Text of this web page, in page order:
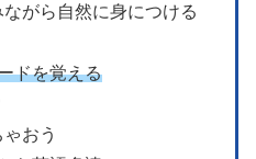
がら自然に身につける
ドを覚える
おう